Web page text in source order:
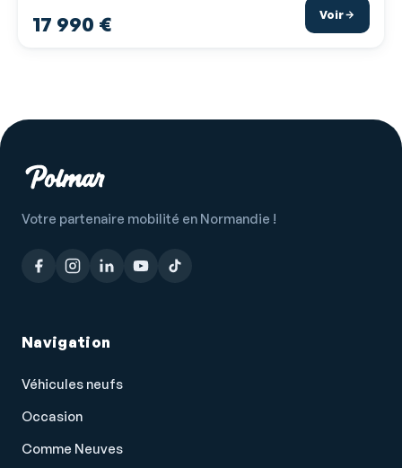
Pommeau de levier vitesse en cuir
Radar de stationnement AR
Radio numérique DAB
Répétiteurs de clignotant dans rétro ext
Rétroviseur intérieur électrochrome
Rétroviseurs dégivrants
17 990 € Voir
Votre partenaire mobilité en Normandie !
Navigation
Véhicules neufs
Occasion
Comme Neuves